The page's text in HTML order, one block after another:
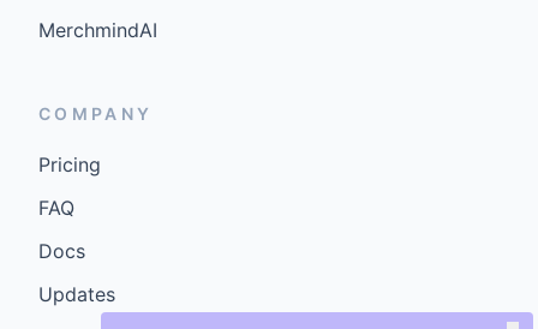
MerchmindAI
COMPANY
Pricing
FAQ
Docs
Updates